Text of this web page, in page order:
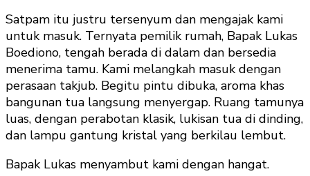
Satpam itu justru tersenyum dan mengajak kami
untuk masuk. Ternyata pemilik rumah, Bapak Lukas
Boediono, tengah berada di dalam dan bersedia
menerima tamu. Kami melangkah masuk dengan
perasaan takjub. Begitu pintu dibuka, aroma khas
bangunan tua langsung menyergap. Ruang tamunya
luas, dengan perabotan klasik, lukisan tua di dinding,
dan lampu gantung kristal yang berkilau lembut.
Bapak Lukas menyambut kami dengan hangat.